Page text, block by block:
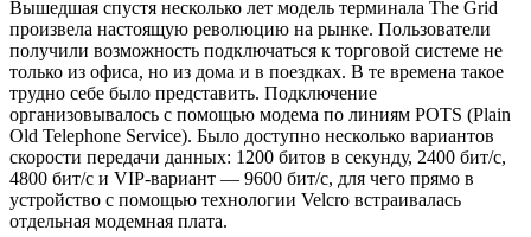
Вышедшая спустя несколько лет модель терминала The Grid
произвела настоящую революцию на рынке. Пользователи
получили возможность подключаться к торговой системе не
только из офиса, но из дома и в поездках. В те времена такое
трудно себе было представить. Подключение
организовывалось с помощью модема по линиям POTS (Plain
Old Telephone Service). Было доступно несколько вариантов
скорости передачи данных: 1200 битов в секунду, 2400 бит/с,
4800 бит/с и VIP-вариант — 9600 бит/с, для чего прямо в
устройство с помощью технологии Velcro встраивалась
отдельная модемная плата.